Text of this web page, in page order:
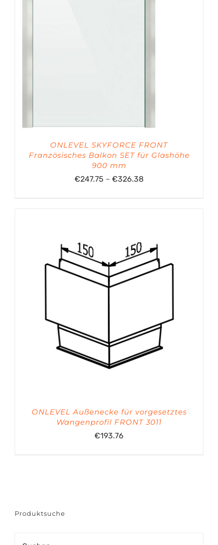
ONLEVEL SKYFORCE FRONT
Französisches Balkon SET für Glashöhe
900 mm
€247.75 – €326.38Preisspanne:
ONLEVEL Außenecke für vorgesetztes
Wangenprofil FRONT 3011
€193.76
Produktsuche